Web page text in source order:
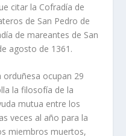
citar la Cofradí­a de
de San Pedro de
de mareantes de San
agosto de 1361.
orduñesa ocupan 29
la filosofí­a de la
mutua entre los
veces al año para la
miembros muertos,